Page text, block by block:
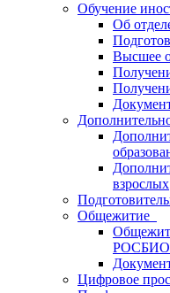
Обучение
Об
Высшее
взрослых
Общежитие
Цифровое